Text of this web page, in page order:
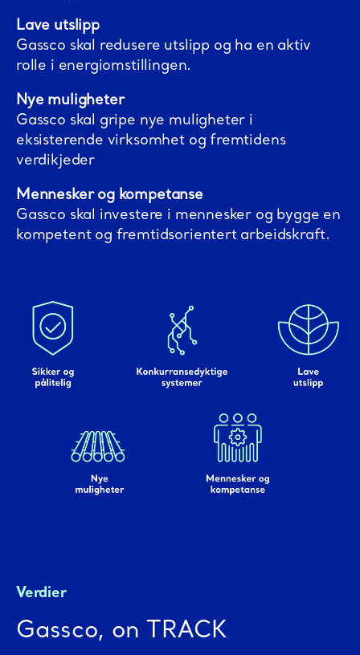
Lave utslipp
Gassco skal redusere utslipp og ha en aktiv
rolle i energiomstillingen.
Nye muligheter
Gassco skal gripe nye muligheter i
eksisterende virksomhet og fremtidens
verdikjeder
Mennesker og kompetanse
Gassco skal investere i mennesker og bygge en
kompetent og fremtidsorientert arbeidskraft.
Verdier
Gassco, on TRACK